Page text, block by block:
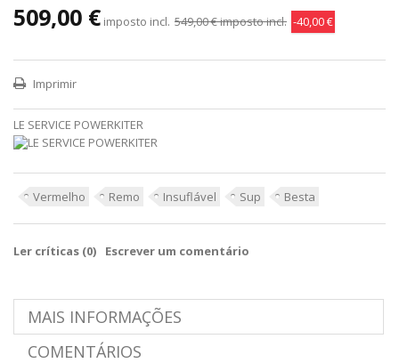
509,00 € imposto incl. 549,00 €imposto incl. -40,00 €
Imprimir
LE SERVICE POWERKITER
Vermelho Remo Insuflável Sup Besta
Ler críticas (0) Escrever um comentário
MAIS INFORMAÇÕES
COMENTÁRIOS